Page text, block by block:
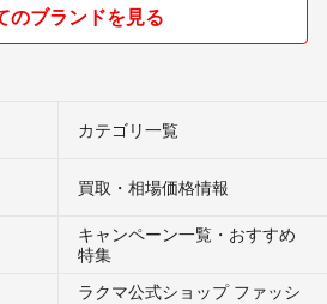
のブランドを見る
カテゴリ一覧
買取・相場価格情報
キャンペーン一覧・おすすめ
特集
ラクマ公式ショップ ファッシ